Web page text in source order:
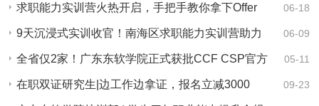
06-18
求职能力实训营火热开启，手把手教你拿下Offer
06-09
9天沉浸式实训收官！南海区求职能力实训营助力
青年… 05-11
全省仅2家！广东东软学院正式获批CCF CSP官方
认证考… 09-23
在职双证研究生|边工作边拿证，报名立减3000